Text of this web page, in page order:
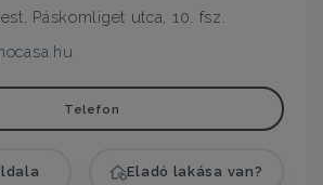
Páskomliget utca, 10. fsz.
Telefon
Eladó lakása van?